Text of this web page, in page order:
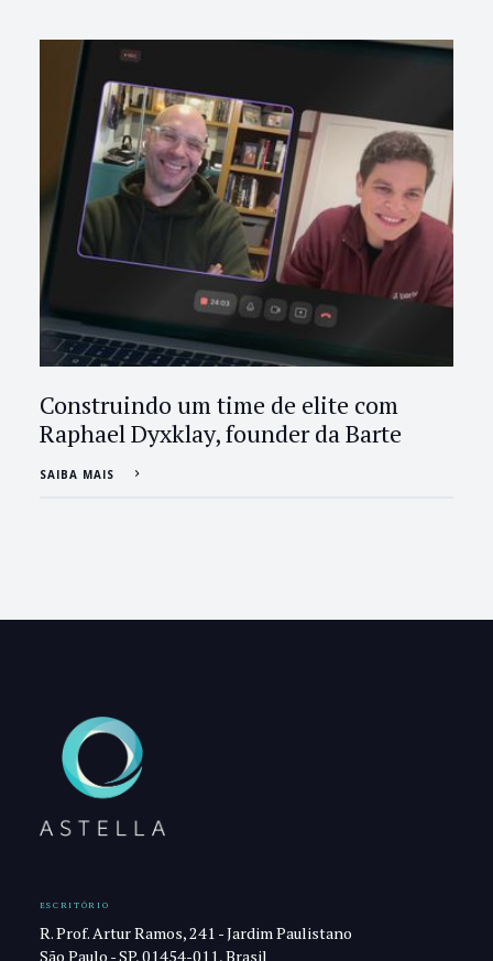
Construindo um time de elite com
Raphael Dyxklay, founder da Barte
SAIBA MAIS
ESCRITÓRIO
R. Prof. Artur Ramos, 241 - Jardim Paulistano
São Paulo - SP, 01454-011, Brasil